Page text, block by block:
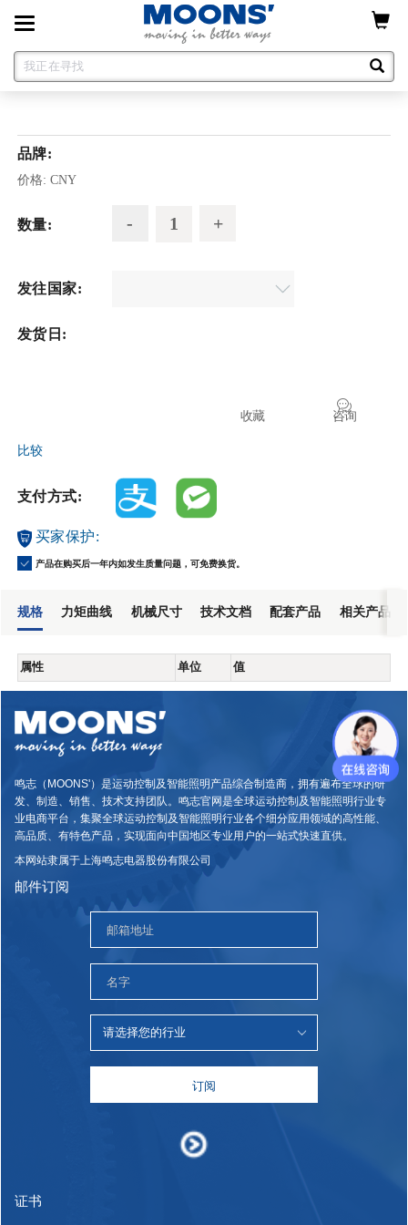
Toggle
navigation
品牌:
价格: CNY
数量:
发往国家:
发货日:
咨询
收藏
比较
支付方式:
买家保护:
产品在购买后一年内如发生质量问题，可免费换货。
规格 力矩曲线 机械尺寸 技术文档 配套产品 相关产品
属性 单位 值
鸣志（MOONS'）是运动控制及智能照明产品综合制造商，拥有遍布全球的研
发、制造、销售、技术支持团队。鸣志官网是全球运动控制及智能照明行业专
业电商平台，集聚全球运动控制及智能照明行业各个细分应用领域的高性能、
高品质、有特色产品，实现面向中国地区专业用户的一站式快速直供。
本网站隶属于上海鸣志电器股份有限公司
邮件订阅
订阅
证书